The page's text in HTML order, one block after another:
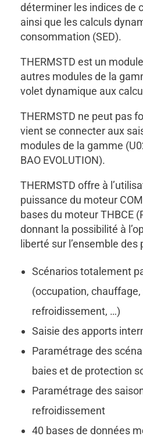
déterminer les indices de
ainsi que les calculs
consommation (SED).
THERMSTD est un
autres modules de la
volet dynamique aux
THERMSTD ne peut pas
vient se connecter aux
modules de la gamme
BAO EVOLUTION).
THERMSTD offre à
puissance du moteur
bases du moteur THBCE
donnant la possibilité à
liberté sur l’ensemble
Scénarios totalement
(occupation,
refroidissement, …)
Saisie des apports
Paramétrage des
baies et de protection
Paramétrage des
refroidissement
40 bases de données